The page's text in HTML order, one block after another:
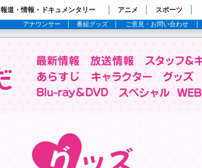
報道・情報・ドキュメンタリー アニメ スポーツ
アナウンサー 番組グッズ ご意見・お問い合わせ